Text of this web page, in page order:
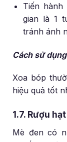
Tiến
gian là 1
tránh ánh
Cách sử
Xoa bóp
hiệu quả tốt
1.7. Rượu
Mè đen có